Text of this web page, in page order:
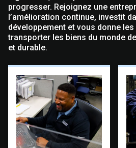
progresser. Rejoignez une
l’amélioration continue, investit
développement et vous donne
transporter les biens du monde
et durable.